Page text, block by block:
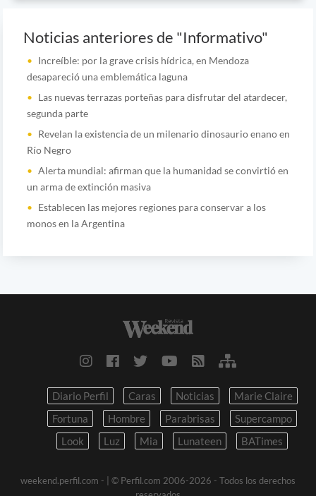
Noticias anteriores de "Informativo"
Increíble: por la grave crisis hídrica, en Mendoza
desapareció una emblemática laguna
Las nuevas terrazas porteñas para disfrutar del atardecer,
segunda parte
Revelan la existencia de un milenario dinosaurio enano en
Río Negro
Alerta mundial: afirman que la humanidad se convirtió en
un arma de extinción masiva
Establecen las mejores regiones para conservar a los
monos en la Argentina
Diario Perfil Caras Noticias
Marie Claire
Fortuna
Hombre Parabrisas
Supercampo
Look
Luz Mia Lunateen BATimes
weekend.perfil.com -
| © Perfil.com 2006-2026 - Todos los derechos